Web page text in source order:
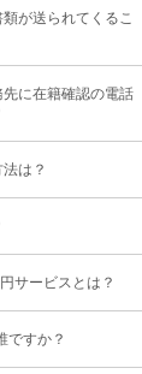
が送られてくるこ
に在籍確認の電話
は？
サービスとは？
ですか？